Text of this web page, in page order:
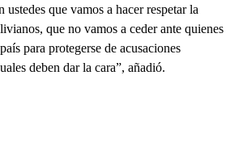
ustedes que vamos a hacer respetar la
que no vamos a ceder ante quienes
para protegerse de acusaciones
deben dar la cara”, añadió.